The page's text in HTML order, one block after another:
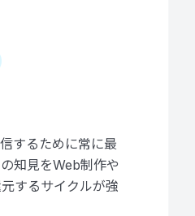
するために常に最
知見をWeb制作や
するサイクルが強